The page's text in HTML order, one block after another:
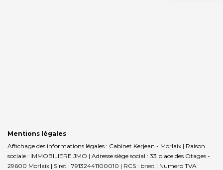
Mentions légales
Affichage des informations légales : Cabinet Kerjean - Morlaix | Raison
sociale : IMMOBILIERE JMO | Adresse siège social : 33 place des Otages -
29600 Morlaix | Siret : 79132441100010 | RCS : brest | Numero TVA